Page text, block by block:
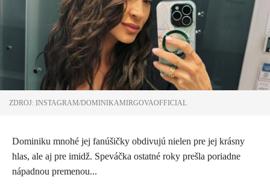
ZDROJ: INSTAGRAM/DOMINIKAMIRGOVAOFFICIAL
Dominiku mnohé jej fanúšičky obdivujú nielen pre jej krásny
hlas, ale aj pre imidž. Speváčka ostatné roky prešla poriadne
nápadnou premenou...